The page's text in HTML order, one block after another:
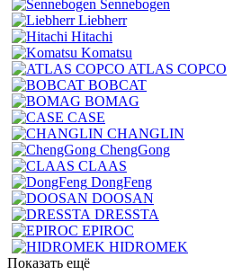
Sennebogen
Liebherr
Hitachi
Komatsu
ATLAS COPCO
BOBCAT
BOMAG
CASE
CHANGLIN
ChengGong
CLAAS
DongFeng
DOOSAN
DRESSTA
EPIROC
HIDROMEK
Показать ещё